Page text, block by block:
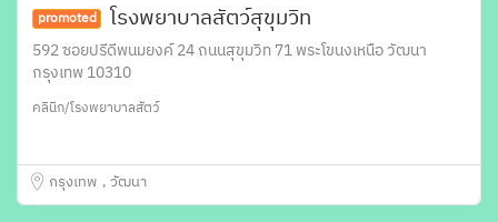
promoted โรงพยาบาลสัตว์สุขุมวิท
592 ซอยปรีดีพนมยงค์ 24 ถนนสุขุมวิท 71 พระโขนงเหนือ วัฒนา
กรุงเทพ 10310
คลินิก/โรงพยาบาลสัตว์
กรุงเทพ วัฒนา